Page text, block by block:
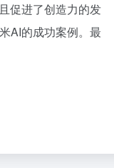
促进了创造力的发
AI的成功案例。最